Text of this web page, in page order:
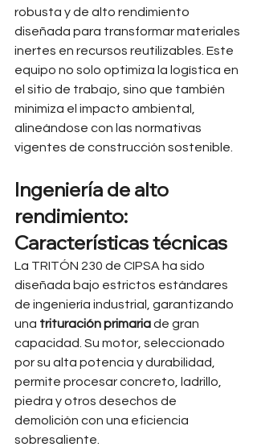
robusta y de alto rendimiento
diseñada para transformar materiales
inertes en recursos reutilizables. Este
equipo no solo optimiza la logística en
el sitio de trabajo, sino que también
minimiza el impacto ambiental,
alineándose con las normativas
vigentes de construcción sostenible.
Ingeniería de alto
rendimiento:
Características técnicas
La TRITÓN 230 de CIPSA ha sido
diseñada bajo estrictos estándares
de ingeniería industrial, garantizando
una trituración primaria de gran
capacidad. Su motor, seleccionado
por su alta potencia y durabilidad,
permite procesar concreto, ladrillo,
piedra y otros desechos de
demolición con una eficiencia
sobresaliente.